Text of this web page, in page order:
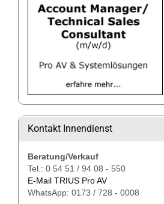
Kontakt Innendienst
Beratung/Verkauf
Tel.: 0 54 51 / 94 08 - 550
E-Mail TRIUS Pro AV
WhatsApp: 0173 / 728 - 0008